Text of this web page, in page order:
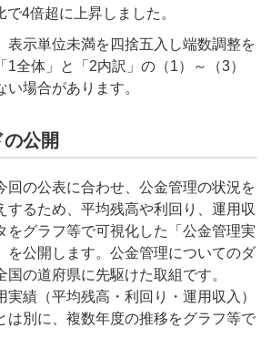
4倍超に上昇しました。
示単位未満を四捨五入し端数調整を
1全体」と「2内訳」の（1）～（3）
場合があります。
公開
回の公表に合わせ、公金管理の状況を
するため、平均残高や利回り、運用収
をグラフ等で可視化した「公金管理実
を公開します。公金管理についてのダ
国の道府県に先駆けた取組です。
実績（平均残高・利回り・運用収入）
は別に、複数年度の推移をグラフ等で